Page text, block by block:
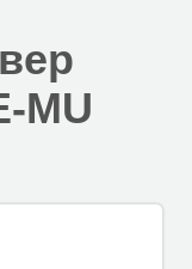
MU